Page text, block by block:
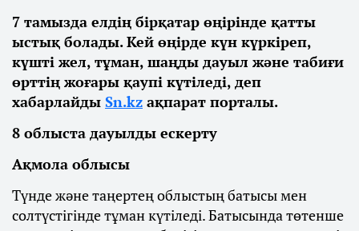
7 тамызда елдің бірқатар өңірінде қатты
ыстық болады. Кей өңірде күн күркіреп,
күшті жел, тұман, шаңды дауыл және табиғи
өрттің жоғары қаупі күтіледі, деп
хабарлайды Sn.kz ақпарат порталы.
8 облыста дауылды ескерту
Ақмола облысы
Түнде және таңертең облыстың батысы мен
солтүстігінде тұман күтіледі. Батысында төтенше